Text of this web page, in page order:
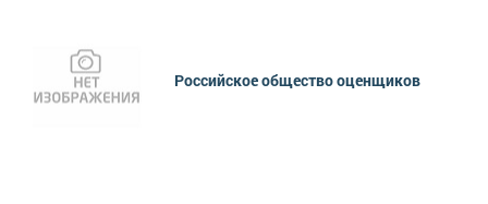
Российское общество оценщиков